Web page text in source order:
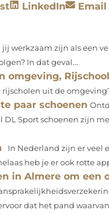
LinkedIn Email
jij werkzaam zijn als een
In dat geval...
omgeving,
uit de
paar schoenen
Sport schoenen zijn
In Nederland zijn er veel
heb je er ook rotte
in Almere om een
dat het pand waarvan